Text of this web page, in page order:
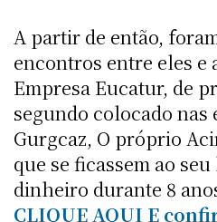
A partir de então,
encontros entre eles e
Empresa Eucatur, de
segundo colocado nas
Gurgcaz, O próprio
que se ficassem ao
dinheiro durante 8
CLIQUE AQUI E